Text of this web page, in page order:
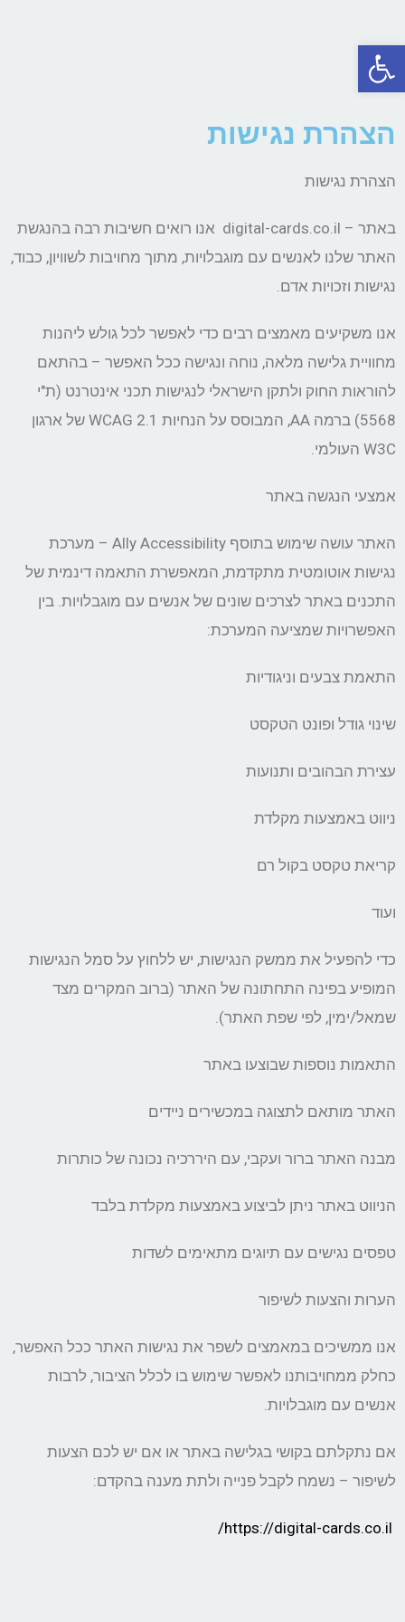
פתח סרגל נגישות
הצהרת נגישות
הצהרת נגישות
באתר – digital-cards.co.il
אנו רואים חשיבות רבה בהנגשת
האתר שלנו לאנשים עם מוגבלויות, מתוך מחויבות לשוויון, כבוד,
נגישות וזכויות אדם.
אנו משקיעים מאמצים רבים כדי לאפשר לכל גולש ליהנות
מחוויית גלישה מלאה, נוחה ונגישה ככל האפשר – בהתאם
להוראות החוק ולתקן הישראלי לנגישות תכני אינטרנט (ת"י
5568) ברמה AA, המבוסס על הנחיות WCAG 2.1 של ארגון
W3C העולמי.
אמצעי הנגשה באתר
האתר עושה שימוש בתוסף Ally Accessibility – מערכת
נגישות אוטומטית מתקדמת, המאפשרת התאמה דינמית של
התכנים באתר לצרכים שונים של אנשים עם מוגבלויות. בין
האפשרויות שמציעה המערכת:
התאמת צבעים וניגודיות
שינוי גודל ופונט הטקסט
עצירת הבהובים ותנועות
ניווט באמצעות מקלדת
קריאת טקסט בקול רם
ועוד
כדי להפעיל את ממשק הנגישות, יש ללחוץ על סמל הנגישות
המופיע בפינה התחתונה של האתר (ברוב המקרים מצד
שמאל/ימין, לפי שפת האתר).
התאמות נוספות שבוצעו באתר
האתר מותאם לתצוגה במכשירים ניידים
מבנה האתר ברור ועקבי, עם היררכיה נכונה של כותרות
הניווט באתר ניתן לביצוע באמצעות מקלדת בלבד
טפסים נגישים עם תיוגים מתאימים לשדות
הערות והצעות לשיפור
אנו ממשיכים במאמצים לשפר את נגישות האתר ככל האפשר,
כחלק ממחויבותנו לאפשר שימוש בו לכלל הציבור, לרבות
אנשים עם מוגבלויות.
אם נתקלתם בקושי בגלישה באתר או אם יש לכם הצעות
לשיפור – נשמח לקבל פנייה ולתת מענה בהקדם: